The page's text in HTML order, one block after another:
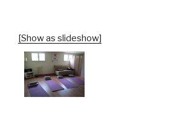
[Show as slideshow]